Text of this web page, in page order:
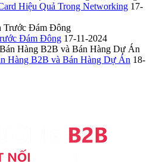
Hiệu Quả Trong Networking 17-
Đám Đông 17-11-2024
Hàng B2B và Bán Hàng Dự Án 18-